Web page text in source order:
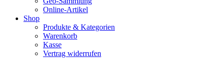
Online-Artikel
Shop
Produkte & Kategorien
Warenkorb
Kasse
Vertrag widerrufen